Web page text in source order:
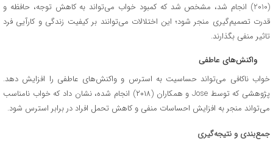
(2010) انجام شد، مشخص شد که کمبود خواب می‌تواند به کاهش توجه، حافظه و
قدرت تصمیم‌گیری منجر شود؛ این اختلالات می‌توانند بر کیفیت زندگی و کارآیی فرد
تاثیر منفی بگذارند.
واکنش‌های عاطفی
خواب ناکافی می‌تواند حساسیت به استرس و واکنش‌های عاطفی را افزایش دهد.
پژوهشی که توسط Jose و همکاران (۲۰۱۸) انجام شده، نشان داد که خواب نامناسب
می‌تواند منجر به افزایش احساسات منفی و کاهش تحمل افراد در برابر استرس شود.
جمع‌بندی و نتیجه‌گیری